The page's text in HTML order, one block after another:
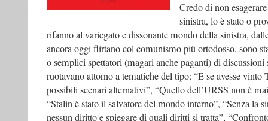
Credo di non
sinistra, lo è stato o
rifanno al variegato e dissonante mondo della sinistra,
ancora oggi flirtano col comunismo più ortodosso, sono
o semplici spettatori (magari anche paganti) di
ruotavano attorno a tematiche del tipo: “E se avesse vinto
possibili scenari alternativi”, “Quello dell’URSS non è
“Stalin è stato il salvatore del mondo interno”, “Senza la
nessun diritto e spiegare di quali diritti si tratta”,